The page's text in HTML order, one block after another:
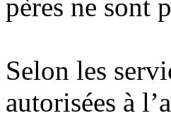
pères ne sont
Selon les
autorisées à